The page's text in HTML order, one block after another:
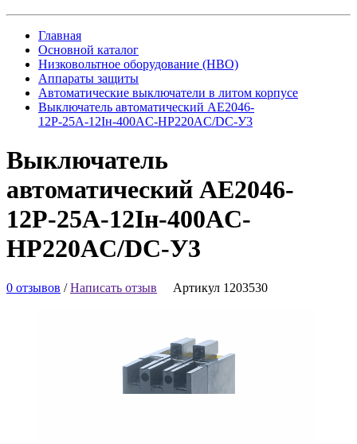
Главная
Основной каталог
Низковольтное оборудование (НВО)
Аппараты защиты
Автоматические выключатели в литом корпусе
Выключатель автоматический АЕ2046-
12Р-25А-12Iн-400AC-НР220AC/DC-У3
Выключатель
автоматический АЕ2046-
12Р-25А-12Iн-400AC-
НР220AC/DC-У3
0 отзывов /Написать отзыв Артикул 1203530